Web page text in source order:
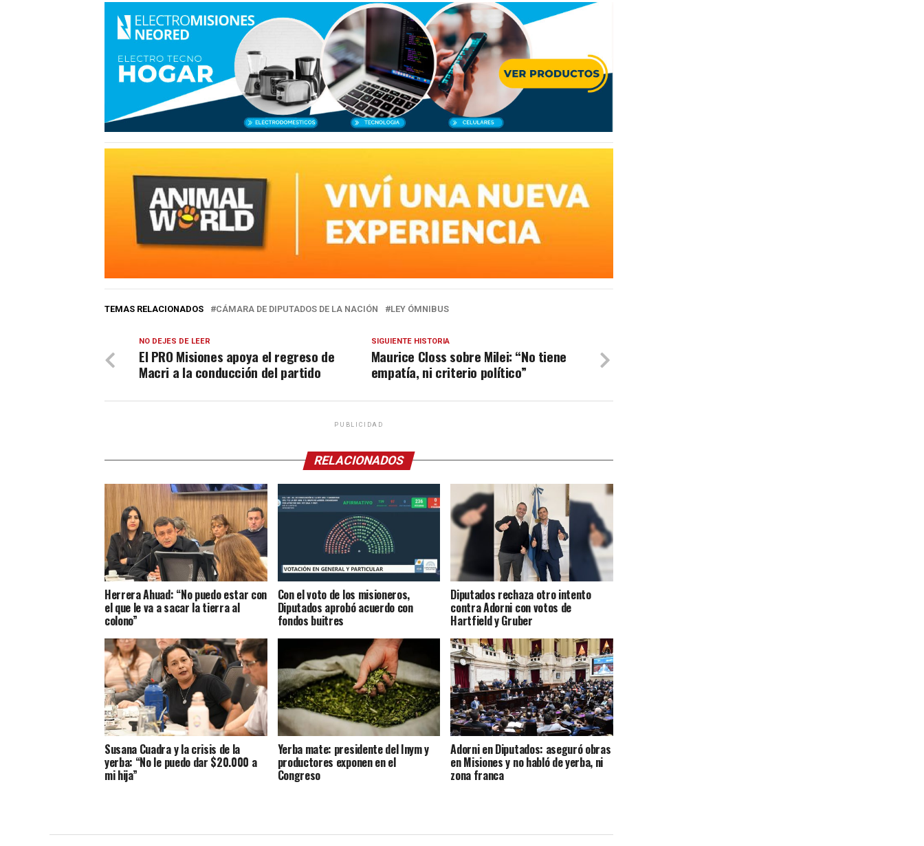
TEMAS RELACIONADOS CÁMARA DE DIPUTADOS DE LA NACIÓN LEY ÓMNIBUS
SIGUIENTE HISTORIA
Maurice Closs sobre Milei: “No tiene
empatía, ni criterio político”
NO DEJES DE LEER
El PRO Misiones apoya el regreso de
Macri a la conducción del partido
PUBLICIDAD
RELACIONADOS
Herrera Ahuad: “No puedo estar con
el que le va a sacar la tierra al
colono”
Con el voto de los misioneros,
Diputados aprobó acuerdo con
fondos buitres
Diputados rechaza otro intento
contra Adorni con votos de
Hartfield y Gruber
Susana Cuadra y la crisis de la
yerba: “No le puedo dar $20.000 a
mi hija”
Yerba mate: presidente del Inym y
productores exponen en el
Congreso
Adorni en Diputados: aseguró obras
en Misiones y no habló de yerba, ni
zona franca